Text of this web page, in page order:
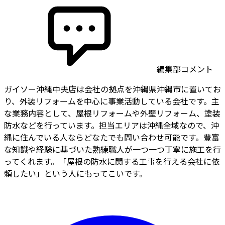
編集部コメント
ガイソー沖縄中央店は会社の拠点を沖縄県沖縄市に置いてお
り、外装リフォームを中心に事業活動している会社です。主
な業務内容として、屋根リフォームや外壁リフォーム、塗装
防水などを行っています。担当エリアは沖縄全域なので、沖
縄に住んでいる人ならどなたでも問い合わせ可能です。豊富
な知識や経験に基づいた熟練職人が一つ一つ丁寧に施工を行
ってくれます。「屋根の防水に関する工事を行える会社に依
頼したい」という人にもってこいです。